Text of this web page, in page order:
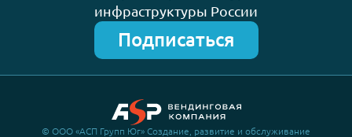
инфраструктуры России
Подписаться
© ООО «АСП Групп Юг» Создание, развитие и обслуживание